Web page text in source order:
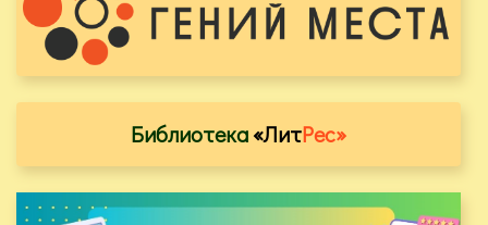
Библиотека«ЛитРес»